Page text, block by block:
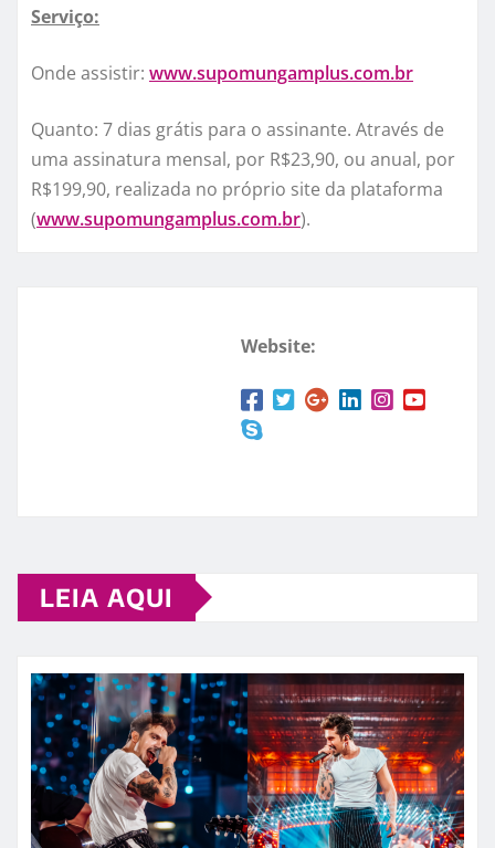
Serviço:
Onde assistir: www.supomungamplus.com.br
Quanto: 7 dias grátis para o assinante. Através de
uma assinatura mensal, por R$23,90, ou anual, por
R$199,90, realizada no próprio site da plataforma
(www.supomungamplus.com.br).
Website:
LEIA AQUI